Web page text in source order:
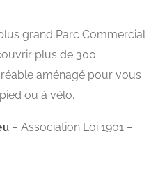
grand Parc Commercial
plus de 300
aménagé pour vous
ou à vélo.
– Association Loi 1901 –